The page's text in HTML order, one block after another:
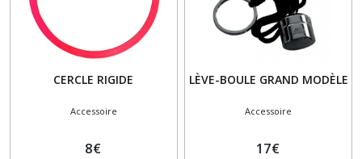
CERCLE RIGIDE
Accessoire
8€
LÈVE-BOULE GRAND MODÈLE
Accessoire
17€